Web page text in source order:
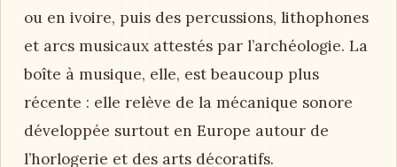
ou en ivoire, puis des percussions, lithophones
et arcs musicaux attestés par l’archéologie. La
boîte à musique, elle, est beaucoup plus
récente : elle relève de la mécanique sonore
développée surtout en Europe autour de
l’horlogerie et des arts décoratifs.